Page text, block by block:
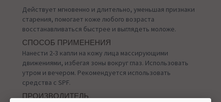
Действует мгновенно и длительно, уменьшая признаки
старения, помогает коже любого возраста
восстанавливаться быстрее и выглядеть моложе.
СПОСОБ ПРИМЕНЕНИЯ
Нанести 2-3 капли на кожу лица массирующими
движениями, избегая зоны вокруг глаз. Использовать
утром и вечером. Рекомендуется использовать
средства с SPF.
ПРОИЗВОДИТЕЛЬ